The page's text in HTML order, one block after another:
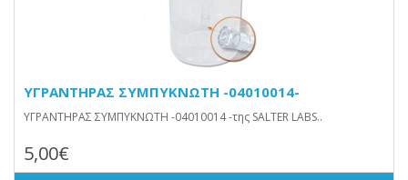
ΥΓΡΑΝΤΗΡΑΣ ΣΥΜΠΥΚΝΩΤΗ -04010014-
ΥΓΡΑΝΤΗΡΑΣ ΣΥΜΠΥΚΝΩΤΗ -04010014 -της SALTER LABS..
5,00€